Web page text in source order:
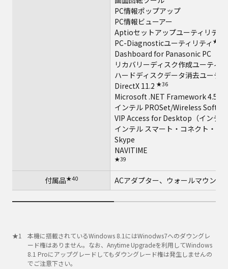
PC情報ポップアップ
PC情報ビューアー
Aptioセットアップユーティリティ
PC-Diagnosticユーティリティ ★34
Dashboard for Panasonic PC
リカバリーディスク作成ユーティ
ハードディスクデータ消去ユーテ
DirectX 11.2 ★36
Microsoft .NET Framework 4.5
インテル PROSet/Wireless
VIP Access for Desktop（インテ
インテル スマート・コネクト・テ
Skype
NAVITIME
★39
付属品★40 ACアダプター、ウォールマウント
本機に搭載されているWindows 8.1にはWinodws7へのダウングレ
ード権はありません。なお、Anytime Upgradeを利用してWindows
8.1 Proにアップグレードしてもダウングレード権は発生しませんの
でご注意下さい。